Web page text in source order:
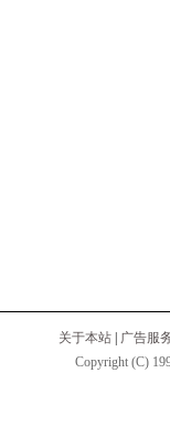
关于本站
广告服
Copyright (C)